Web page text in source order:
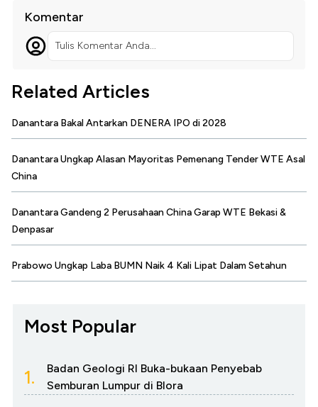
Komentar
Tulis Komentar Anda...
Related Articles
Danantara Bakal Antarkan DENERA IPO di 2028
Danantara Ungkap Alasan Mayoritas Pemenang Tender WTE Asal
China
Danantara Gandeng 2 Perusahaan China Garap WTE Bekasi &
Denpasar
Prabowo Ungkap Laba BUMN Naik 4 Kali Lipat Dalam Setahun
Most Popular
1.
Badan Geologi RI Buka-bukaan Penyebab
Semburan Lumpur di Blora